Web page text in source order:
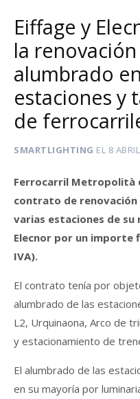
Eiffage y
la
alumbrado
estaciones y
de
SMARTLIGHTING EL 8
Ferrocarril Metropolità
contrato de
varias estaciones de su
Elecnor por un importe
IVA).
El contrato tenía por
alumbrado de las
L2, Urquinaona, Arco de
y estacionamiento de
El alumbrado de las
en su mayoría por